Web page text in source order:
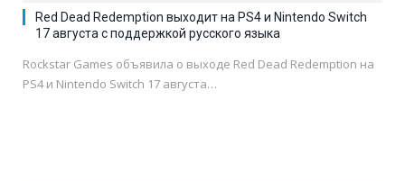
Red Dead Redemption выходит на PS4 и Nintendo Switch
17 августа с поддержкой русского языка
Rockstar Games объявила о выходе Red Dead Redemption на
PS4 и Nintendo Switch 17 августа…